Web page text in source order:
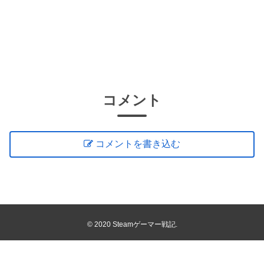
コメント
コメントを書き込む
© 2020 Steamゲーマー戦記.